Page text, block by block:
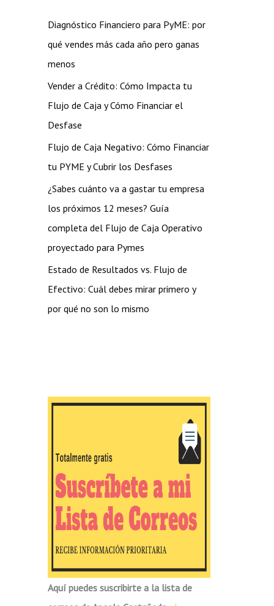
Diagnóstico Financiero para PyME: por
qué vendes más cada año pero ganas
menos
Vender a Crédito: Cómo Impacta tu
Flujo de Caja y Cómo Financiar el
Desfase
Flujo de Caja Negativo: Cómo Financiar
tu PYME y Cubrir los Desfases
¿Sabes cuánto va a gastar tu empresa
los próximos 12 meses? Guía
completa del Flujo de Caja Operativo
proyectado para Pymes
Estado de Resultados vs. Flujo de
Efectivo: Cuál debes mirar primero y
por qué no son lo mismo
Aquí puedes suscribirte a la lista de